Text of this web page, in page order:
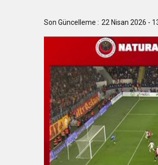
15:48
15:40
15:37
15:34
18:51
Son Güncelleme : 22 Nisan 2026 -